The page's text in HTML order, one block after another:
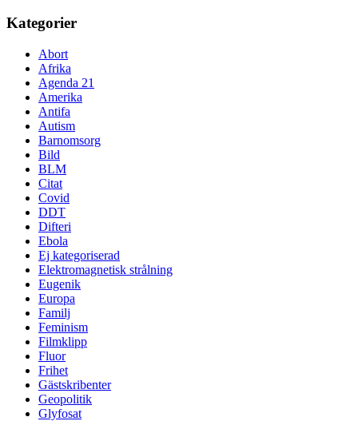
Kategorier
Abort
Afrika
Agenda 21
Amerika
Antifa
Autism
Barnomsorg
Bild
BLM
Citat
Covid
DDT
Difteri
Ebola
Ej kategoriserad
Elektromagnetisk strålning
Eugenik
Europa
Familj
Feminism
Filmklipp
Fluor
Frihet
Gästskribenter
Geopolitik
Glyfosat